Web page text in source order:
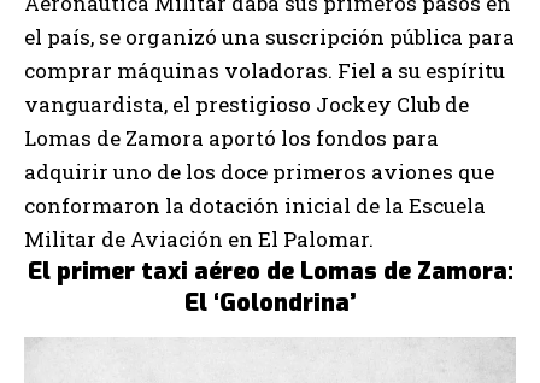
el país, se organizó una suscripción pública para
comprar máquinas voladoras. Fiel a su espíritu
vanguardista, el prestigioso Jockey Club de
Lomas de Zamora aportó los fondos para
adquirir uno de los doce primeros aviones que
conformaron la dotación inicial de la Escuela
Militar de Aviación en El Palomar.
El primer taxi aéreo de Lomas de Zamora:
El ‘Golondrina’